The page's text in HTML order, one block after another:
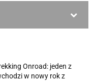
Onroad: jeden z
w nowy rok z